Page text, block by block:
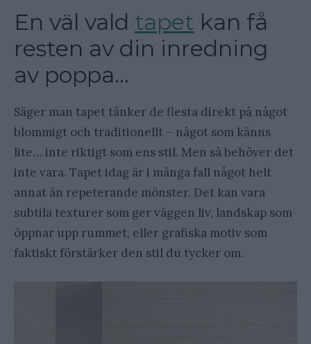
En väl vald tapet kan få
resten av din inredning
av poppa…
Säger man tapet tänker de flesta direkt på något
blommigt och traditionellt – något som känns
lite… inte riktigt som ens stil. Men så behöver det
inte vara. Tapet idag är i många fall något helt
annat än repeterande mönster. Det kan vara
subtila texturer som ger väggen liv, landskap som
öppnar upp rummet, eller grafiska motiv som
faktiskt förstärker den stil du tycker om.